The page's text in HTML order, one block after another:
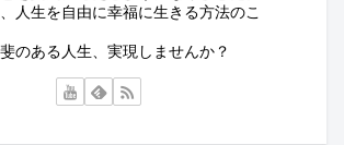
人生を自由に幸福に生きる方法のこ
のある人生、実現しませんか？